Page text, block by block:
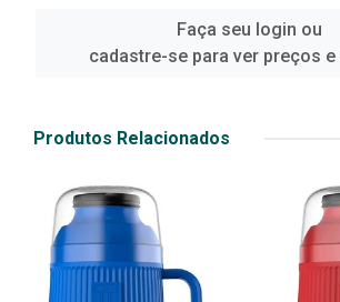
Faça seu login ou
cadastre-se para ver preços
Produtos Relacionados